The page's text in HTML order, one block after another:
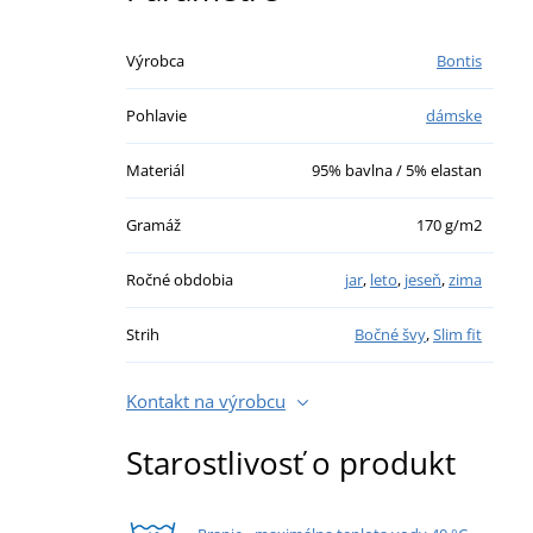
Výrobca Bontis
Pohlavie dámske
Materiál 95% bavlna / 5% elastan
Gramáž 170 g/m2
Ročné obdobia jar, leto, jeseň,zima
Strih Bočné švy,Slim fit
Kontakt na výrobcu
Starostlivosť o produkt